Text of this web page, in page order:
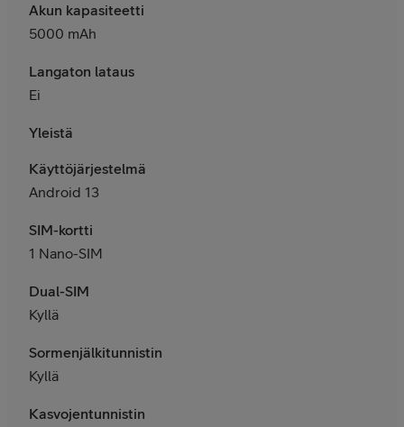
Akun kapasiteetti
5000 mAh
Langaton lataus
Ei
Yleistä
Käyttöjärjestelmä
Android 13
SIM-kortti
1 Nano-SIM
Dual-SIM
Kyllä
Sormenjälkitunnistin
Kyllä
Kasvojentunnistin